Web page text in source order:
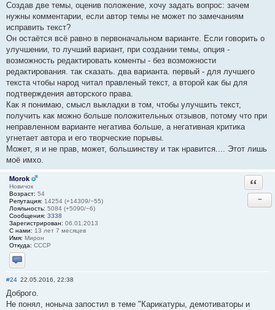
Создав две темы, оценив положение, хочу задать вопрос: зачем
нужны комментарии, если автор темы не может по замечаниям
исправить текст?
Он остаётся всё равно в первоначальном варианте. Если говорить о
улучшении, то лучший вариант, при создании темы, опция -
возможность редактировать коменты - без возможности
редактирования. так сказать. два варианта. первый - для лучшего
текста чтобы народ читал правленый текст, а второй как бы для
подтверждения авторского права.
Как я понимаю, смысл выкладки в том, чтобы улучшить текст,
получить как можно больше положительных отзывов, потому что при
неправленном варианте негатива больше, а негативная критика
угнетает автора и его творческие порывы.
Может, я и не прав, может, большинству и так нравится.... Этот лишь
моё имхо.
Morok
Новичок
Возраст: 54
Репутация: 14254 (+14309/−55)
Лояльность: 5084 (+5090/−6)
Сообщения: 3338
Зарегистрирован: 06.01.2013
С нами: 13 лет 7 месяцев
Имя: Мирон
Откуда: СССР
Отправить личное сообщение
−
#24 22.05.2016, 22:38
Доброго.
Не понял, ноныча запостил в теме "Карикатуры, демотиваторы и